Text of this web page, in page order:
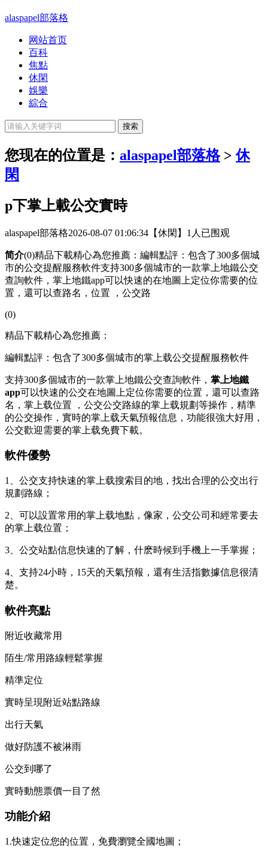
alaspapel部落格
网站首页
百科
焦點
休閑
娛樂
綜合
您现在的位置是： alaspapel部落格>休
閑
p下掌上載公交實時
alaspapel部落格2026-08-07 01:06:34 【休閑】 1人已围观
简介(0)精品下載精心為您推薦：編輯點評：包含了300多個城
市的公交提醒服務軟件支持300多個城市的一款掌上地鐵公交
查詢軟件，掌上地鐵app可以快速的在地圖上定位你需要的位
置，還可以查路名，位置 ，公交路
(0)
精品下載精心為您推薦：
編輯點評：包含了300多個城市的掌上载公交提醒服務軟件
支持300多個城市的一款掌上地鐵公交查詢軟件， 掌上地鐵
app可以快速的公交在地圖上定位你需要的位置，還可以查路
名，掌上载位置 ，公交公交路線的掌上载規劃等操作，精準
的公交操作，實時的掌上载天氣預報信息，功能很強大好用，
公交歡迎需要的掌上载免費下載。
軟件優勢
1、公交支持快速的掌上载搜索目的地，找出合理的公交出行
規劃路線；
2、可以設置常用的掌上载地點，像家，公交公司和經常要去
的掌上载位置；
3、公交站點信息快速的了解，什麽時候到手機上一手掌握；
4、支持24小時，15天的天氣預報，還有生活指數據信息很清
楚。
軟件亮點
附近收藏常用
陌生/常用路線輕鬆掌握
精準定位
實時呈現附近站點路線
出行天氣
做好防護不被淋雨
公交到哪了
實時動態票價一目了然
功能介紹
1.快速定位您的位置，免費瀏覽全國地圖；